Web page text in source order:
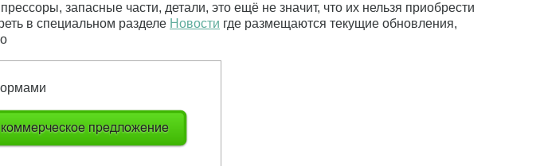
запасные части, детали, это ещё не значит, что их нельзя приобрести
в специальном разделе Новости где размещаются текущие обновления,